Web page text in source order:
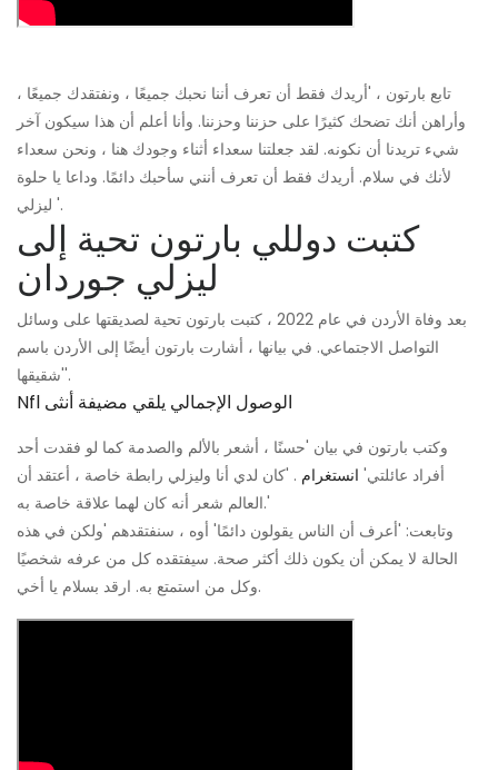
تابع بارتون ، 'أريدك فقط أن تعرف أننا نحبك جميعًا ، ونفتقدك جميعًا ،
وأراهن أنك تضحك كثيرًا على حزننا وحزننا. وأنا أعلم أن هذا سيكون آخر
شيء تريدنا أن نكونه. لقد جعلتنا سعداء أثناء وجودك هنا ، ونحن سعداء
لأنك في سلام. أريدك فقط أن تعرف أنني سأحبك دائمًا. وداعا يا حلوة
ليزلي '.
كتبت دوللي بارتون تحية إلى
ليزلي جوردان
بعد وفاة الأردن في عام 2022 ، كتبت بارتون تحية لصديقتها على وسائل
التواصل الاجتماعي. في بيانها ، أشارت بارتون أيضًا إلى الأردن باسم
'شقيقها'.
Nfl الوصول الإجمالي يلقي مضيفة أنثى
وكتب بارتون في بيان 'حسنًا ، أشعر بالألم والصدمة كما لو فقدت أحد
أفراد عائلتي' انستغرام . 'كان لدي أنا وليزلي رابطة خاصة ، أعتقد أن
العالم شعر أنه كان لهما علاقة خاصة به.'
وتابعت: 'أعرف أن الناس يقولون دائمًا' أوه ، سنفتقدهم 'ولكن في هذه
الحالة لا يمكن أن يكون ذلك أكثر صحة. سيفتقده كل من عرفه شخصيًا
وكل من استمتع به. ارقد بسلام يا أخي.